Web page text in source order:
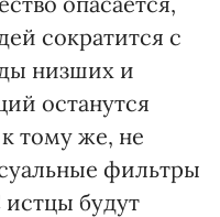
сократится с
низших и
останутся
тому же, не
фильтры
будут